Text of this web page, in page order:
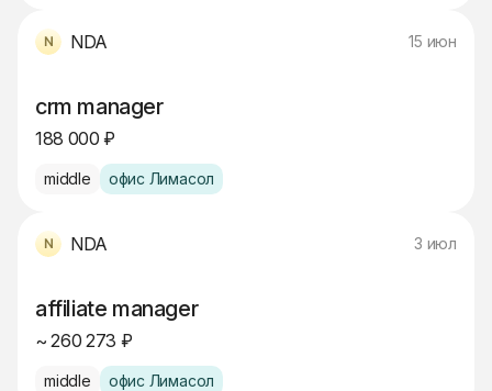
NDA 15 июн
crm manager
188 000 ₽
middle офис Лимасол
NDA 3 июл
affiliate manager
~ 260 273 ₽
middle офис Лимасол